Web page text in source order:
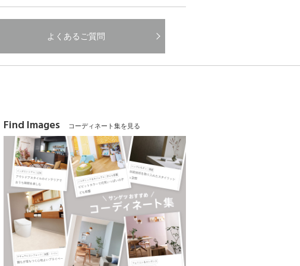
よくあるご質問
Find Images コーディネート集を見る